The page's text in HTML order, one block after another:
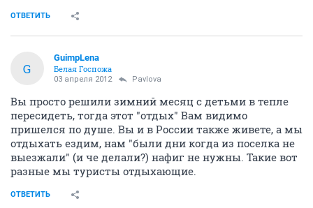
ОТВЕТИТЬ
G
GuimpLena
Белая Госпожа
03 апреля 2012 Pavlova
Вы просто решили зимний месяц с детьми в тепле
пересидеть, тогда этот "отдых" Вам видимо
пришелся по душе. Вы и в России также живете, а мы
отдыхать ездим, нам "были дни когда из поселка не
выезжали" (и че делали?) нафиг не нужны. Такие вот
разные мы туристы отдыхающие.
ОТВЕТИТЬ